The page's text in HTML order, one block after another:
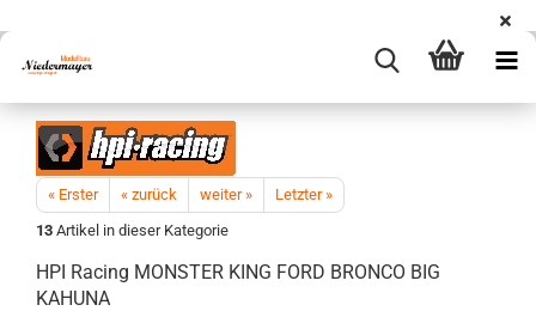
« Erster « zurück weiter »
Letzter »
13 Artikel in dieser Kategorie
HPI Racing MONSTER KING FORD BRONCO BIG
KAHUNA